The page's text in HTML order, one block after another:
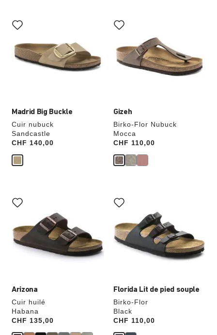
Madrid Big Buckle
Cuir nubuck
Sandcastle
Price:
CHF 140,00
sur
les
de
couleurs
modifiera
Gizeh
Birko-Flor Nubuck
Mocca
Price:
CHF 110,00
sur
les
échantillons
de
couleurs
modifiera
Arizona
Cuir huilé
Habana
Price:
CHF 135,00
sur
les
échantillons
de
couleurs
modifiera
l’image
Florida Lit de pied souple
Birko-Flor
Black
Price:
CHF 110,00
sur
les
échantillons
de
couleurs
modifiera
l’image